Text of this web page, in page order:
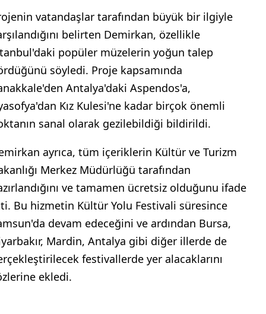
vatandaşlar tarafından büyük bir ilgiyle
belirten Demirkan, özellikle
popüler müzelerin yoğun talep
söyledi. Proje kapsamında
Antalya'daki Aspendos'a,
Kız Kulesi'ne kadar birçok önemli
sanal olarak gezilebildiği bildirildi.
ayrıca, tüm içeriklerin Kültür ve Turizm
Merkez Müdürlüğü tarafından
ve tamamen ücretsiz olduğunu ifade
Bu hizmetin Kültür Yolu Festivali süresince
devam edeceğini ve ardından Bursa,
Mardin, Antalya gibi diğer illerde de
festivallerde yer alacaklarını
ekledi.